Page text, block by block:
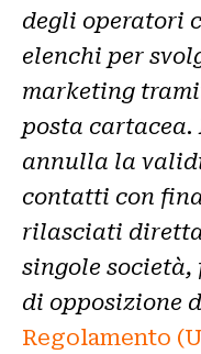
degli operatori
elenchi per
marketing
posta cartacea.
annulla la
contatti con
rilasciati
singole
di opposizione
Regolamento